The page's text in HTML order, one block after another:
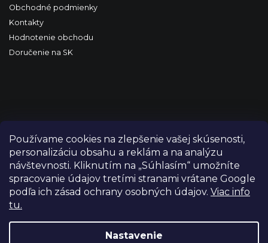
Používame cookies na zlepšenie vašej skúsenosti,
personalizáciu obsahu a reklám a na analýzu
návštevnosti. Kliknutím na „Súhlasím“ umožníte
spracovanie údajov tretími stranami vrátane Google
podľa ich zásad ochrany osobných údajov. Viac info
tu.
Nastavenie
Obchodné podmienky
Kontakty
Hodnotenie obchodu
Doručenie na SK
Copyright 2026FILM-TECHNIKA. Všetky práva vyhradené.
Upraviť nastavenie cookies